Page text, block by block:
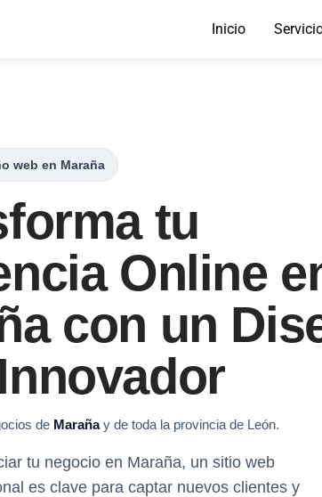
Inicio
web en Maraña
tu
Online
con un
de Marañay de toda la provincia de León.
tu negocio en Maraña, un sitio web
es clave para captar nuevos clientes y